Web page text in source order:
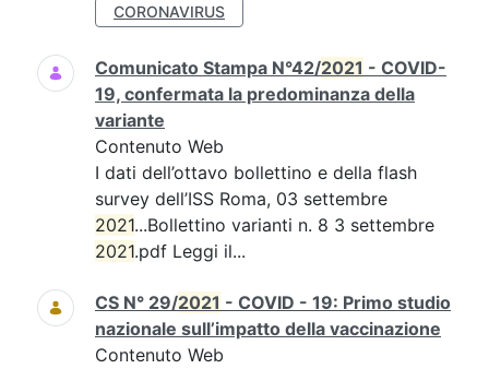
CORONAVIRUS
Comunicato Stampa N°42/2021 - COVID-
19, confermata la predominanza della
variante
Contenuto Web
I dati dell’ottavo bollettino e della flash
survey dell’ISS Roma, 03 settembre
2021...Bollettino varianti n. 8 3 settembre
2021.pdf Leggi il...
CS N° 29/2021 - COVID - 19: Primo studio
nazionale sull’impatto della vaccinazione
Contenuto Web